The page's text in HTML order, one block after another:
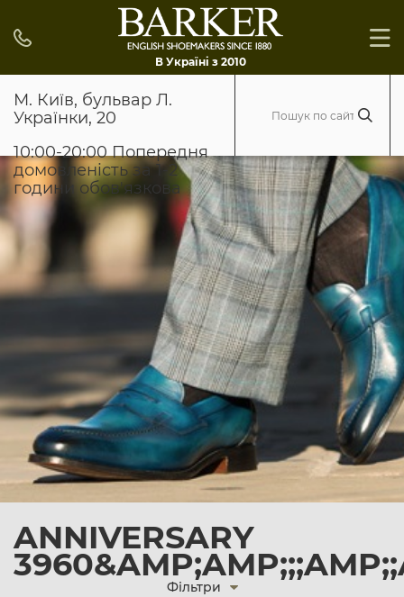
В Україні з 2010
М. Київ, бульвар Л.
Українки, 20
10:00-20:00 Попередня
домовленість за 1-2
години обов'язкова
ANNIVERSARY
Фільтри